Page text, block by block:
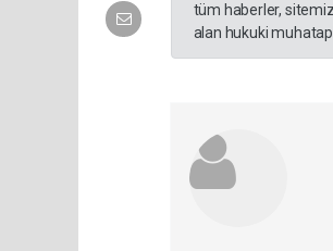
tüm haberler,
alan hukuki